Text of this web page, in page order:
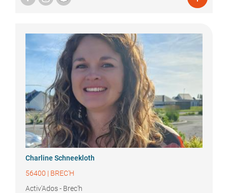
Charline Schneekloth
56400 | BREC'H
Activ'Ados - Brec'h